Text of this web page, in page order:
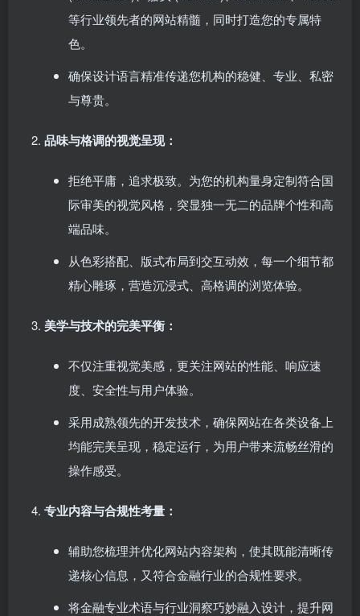
等行业领先者的网站精髓，同时打造您的专属特
色。
确保设计语言精准传递您机构的稳健、专业、私密
与尊贵。
品味与格调的视觉呈现：
拒绝平庸，追求极致。为您的机构量身定制符合国
际审美的视觉风格，突显独一无二的品牌个性和高
端品味。
从色彩搭配、版式布局到交互动效，每一个细节都
精心雕琢，营造沉浸式、高格调的浏览体验。
美学与技术的完美平衡：
不仅注重视觉美感，更关注网站的性能、响应速
度、安全性与用户体验。
采用成熟领先的开发技术，确保网站在各类设备上
均能完美呈现，稳定运行，为用户带来流畅丝滑的
操作感受。
专业内容与合规性考量：
辅助您梳理并优化网站内容架构，使其既能清晰传
递核心信息，又符合金融行业的合规性要求。
将金融专业术语与行业洞察巧妙融入设计，提升网